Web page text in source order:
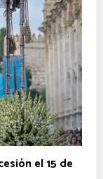
el 15 de